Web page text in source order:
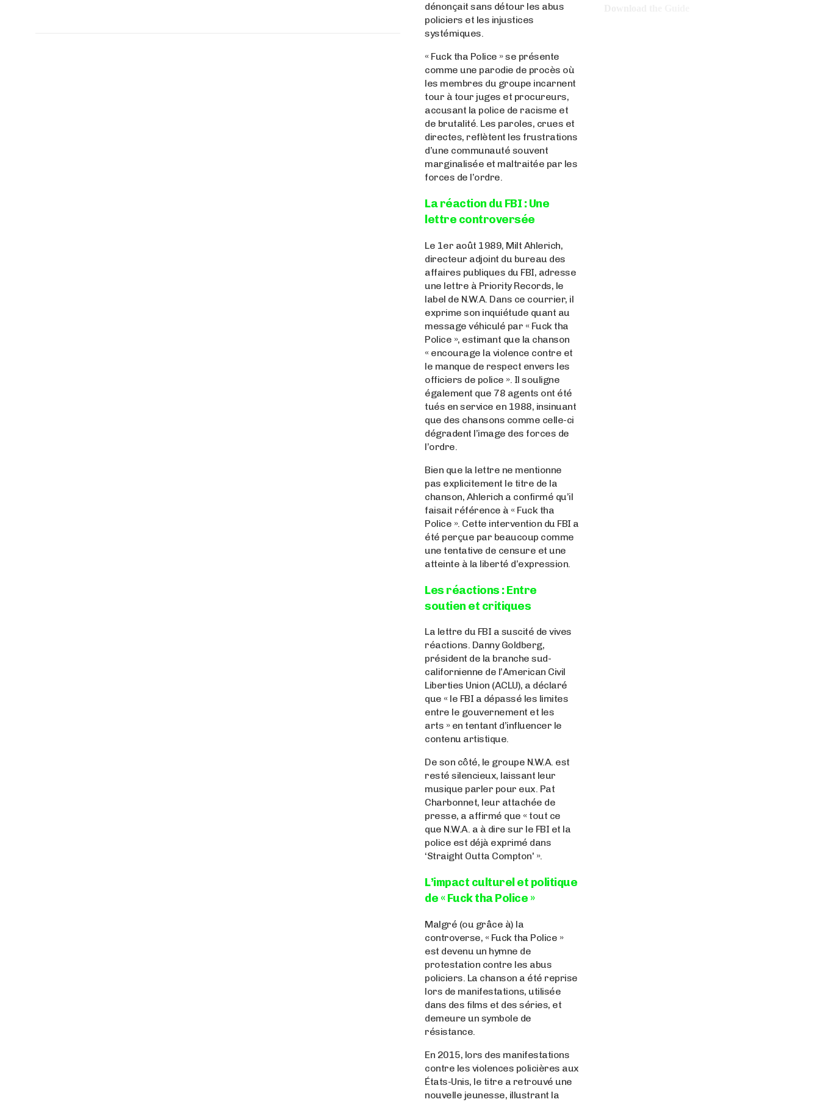
dénonçait sans détour les abus
policiers et les injustices
systémiques.
« Fuck tha Police » se présente
comme une parodie de procès où
les membres du groupe incarnent
tour à tour juges et procureurs,
accusant la police de racisme et
de brutalité. Les paroles, crues et
directes, reflètent les frustrations
d’une communauté souvent
marginalisée et maltraitée par les
forces de l’ordre.
La réaction du FBI : Une
lettre controversée
Le 1er août 1989, Milt Ahlerich,
directeur adjoint du bureau des
affaires publiques du FBI, adresse
une lettre à Priority Records, le
label de N.W.A. Dans ce courrier, il
exprime son inquiétude quant au
message véhiculé par « Fuck tha
Police », estimant que la chanson
« encourage la violence contre et
le manque de respect envers les
officiers de police ». Il souligne
également que 78 agents ont été
tués en service en 1988, insinuant
que des chansons comme celle-ci
dégradent l’image des forces de
l’ordre.
Bien que la lettre ne mentionne
pas explicitement le titre de la
chanson, Ahlerich a confirmé qu’il
faisait référence à « Fuck tha
Police ». Cette intervention du FBI a
été perçue par beaucoup comme
une tentative de censure et une
atteinte à la liberté d’expression.
Les réactions : Entre
soutien et critiques
La lettre du FBI a suscité de vives
réactions. Danny Goldberg,
président de la branche sud-
californienne de l’American Civil
Liberties Union (ACLU), a déclaré
que « le FBI a dépassé les limites
entre le gouvernement et les
arts » en tentant d’influencer le
contenu artistique.
De son côté, le groupe N.W.A. est
resté silencieux, laissant leur
musique parler pour eux. Pat
Charbonnet, leur attachée de
presse, a affirmé que « tout ce
que N.W.A. a à dire sur le FBI et la
police est déjà exprimé dans
‘Straight Outta Compton' ».
L’impact culturel et politique
de « Fuck tha Police »
Malgré (ou grâce à) la
controverse, « Fuck tha Police »
est devenu un hymne de
protestation contre les abus
policiers. La chanson a été reprise
lors de manifestations, utilisée
dans des films et des séries, et
demeure un symbole de
résistance.
En 2015, lors des manifestations
contre les violences policières aux
États-Unis, le titre a retrouvé une
nouvelle jeunesse, illustrant la